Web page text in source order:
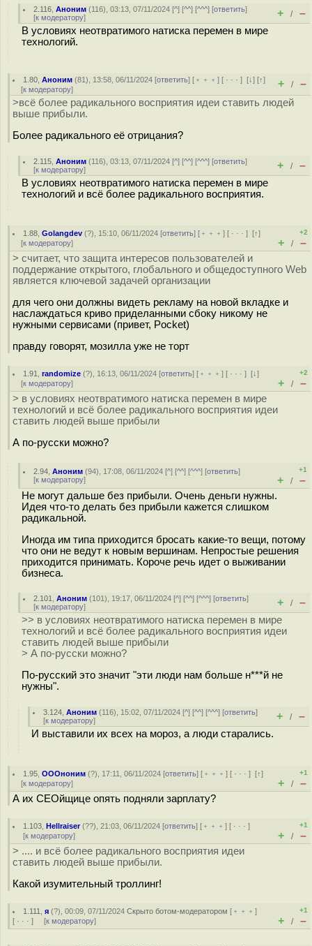
2.116 ,Аноним (116), 03:13, 07/11/2024 [^] [^^] [^^^] [ответить]
[к модератору] + / –
В условиях неотвратимого натиска перемен в мире
технологий.
1.80 ,Аноним (81), 13:58, 06/11/2024 [ответить] [ ﹢﹢﹢] [ · · ·][↓] [↑]
[к модератору] + / –
>всё более радикального восприятия идеи ставить людей
выше прибыли.
Более радикального её отрицания?
2.115 ,Аноним (116), 03:13, 07/11/2024 [^] [^^] [^^^] [ответить]
[к модератору] + / –
В условиях неотвратимого натиска перемен в мире
технологий и всё более радикального восприятия.
1.88 ,Golangdev (?), 15:10, 06/11/2024 [ответить] [ ﹢﹢﹢] [ · · ·][↑]
[к модератору]
+2
+ / –
> считает, что защита интересов пользователей и
поддержание открытого, глобального и общедоступного Web
является ключевой задачей организации
для чего они должны видеть рекламу на новой вкладке и
наслаждаться криво приделанными сбоку никому не
нужными сервисами (привет, Pocket)
правду говорят, мозилла уже не торт
1.91 ,randomize (?), 16:13, 06/11/2024 [ответить] [ ﹢﹢﹢] [ · · ·][↓]
[к модератору]
+2
+ / –
> в условиях неотвратимого натиска перемен в мире
технологий и всё более радикального восприятия идеи
ставить людей выше прибыли
А по-русски можно?
2.94 ,Аноним (94), 17:08, 06/11/2024 [^] [^^] [^^^] [ответить]
[к модератору]
+1
+ / –
Не могут дальше без прибыли. Очень деньги нужны.
Идея что-то делать без прибыли кажется слишком
радикальной.
Иногда им типа приходится бросать какие-то вещи, потому
что они не ведут к новым вершинам. Непростые решения
приходится принимать. Короче речь идет о выживании
бизнеса.
2.101 ,Аноним (101), 19:17, 06/11/2024 [^] [^^] [^^^] [ответить]
[к модератору] + / –
>> в условиях неотвратимого натиска перемен в мире
технологий и всё более радикального восприятия идеи
ставить людей выше прибыли
> А по-русски можно?
По-русский это значит "эти люди нам больше н***й не
нужны".
3.124 ,Аноним (116), 15:02, 07/11/2024 [^] [^^] [^^^] [ответить]
[к модератору] + / –
И выставили их всех на мороз, а люди старались.
1.95 ,ОООноним (?), 17:11, 06/11/2024 [ответить] [ ﹢﹢﹢] [ · · ·][↑]
[к модератору]
+1
+ / –
А их CEOйщице опять подняли зарплату?
1.103 ,Hellraiser(??), 21:03, 06/11/2024 [ответить] [ ﹢﹢﹢] [ · · ·]
[к модератору]
+1
+ / –
> .... и всё более радикального восприятия идеи
ставить людей выше прибыли.
Какой изумительный троллинг!
1.111 ,я (?), 00:09, 07/11/2024Скрыто ботом-модератором [ ﹢﹢﹢]
[ · · · ] [к модератору]
+1
+ / –